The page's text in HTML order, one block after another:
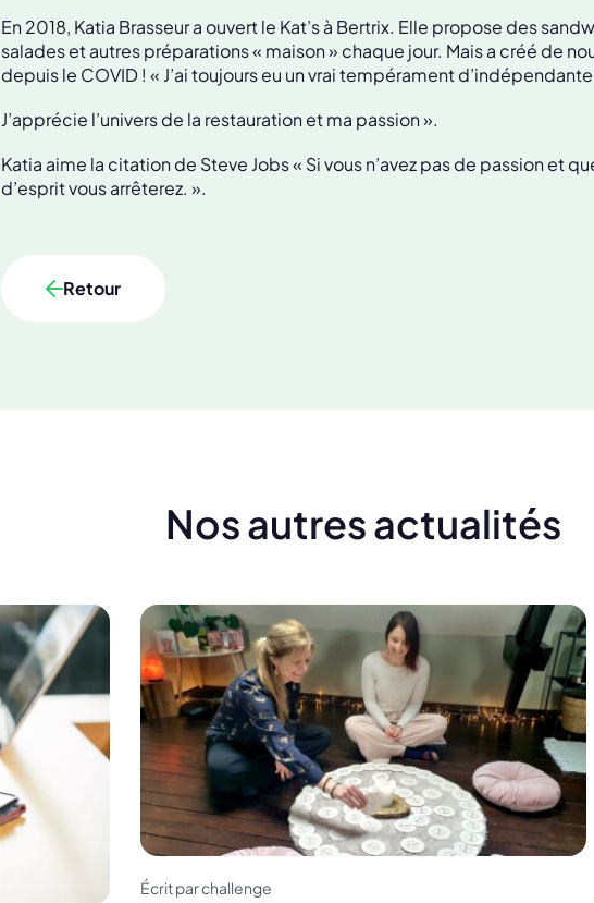
En 2018, Katia Brasseur a ouvert le Kat’s à Bertrix. Elle propose des
salades et autres préparations « maison » chaque jour. Mais a créé de
depuis le COVID ! « J’ai toujours eu un vrai tempérament d’indépendante
J’apprécie l’univers de la restauration et ma passion ».
Katia aime la citation de Steve Jobs « Si vous n’avez pas de passion et
d’esprit vous arrêterez. ».
Retour
Nos autres actualités
Écrit par challenge